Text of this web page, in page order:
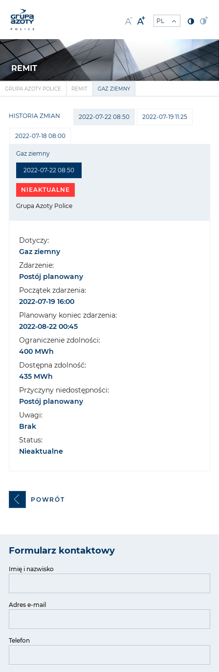
REMIT
GRUPA AZOTY POLICE REMIT GAZ ZIEMNY
HISTORIA ZMIAN 2022-07-22 08:50 2022-07-19 11:25
2022-07-18 08:00
2022-07-22 08:50
Gaz ziemny
NIEAKTUALNE
Grupa Azoty Police
Dotyczy:
Gaz ziemny
Zdarzenie:
Postój planowany
Początek zdarzenia:
2022-07-19 16:00
Planowany koniec zdarzenia:
2022-08-22 00:45
Ograniczenie zdolności:
400 MWh
Dostępna zdolność:
435 MWh
Przyczyny niedostępności:
Postój planowany
Uwagi:
Brak
Status:
Nieaktualne
POWRÓT
Formularz kontaktowy
Imię i nazwisko
Adres e-mail
Telefon